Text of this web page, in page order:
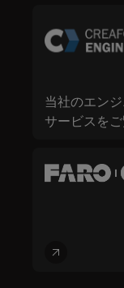
当社のエン
サービスを